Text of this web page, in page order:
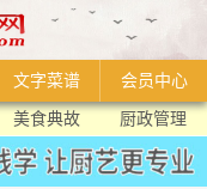
文字菜谱
会员中心
美食典故 厨政管理